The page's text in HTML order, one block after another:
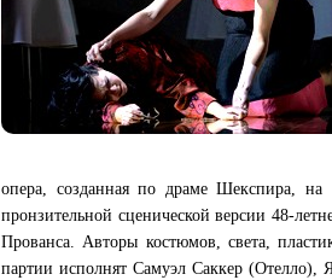
опера, созданная по драме Шекспира,
пронзительной сценической версии 48-
Прованса. Авторы костюмов, света,
партии исполнят Самуэл Саккер (Отелло),